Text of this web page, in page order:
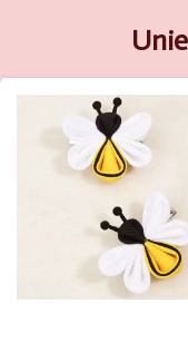
naar
hoofdinhoud